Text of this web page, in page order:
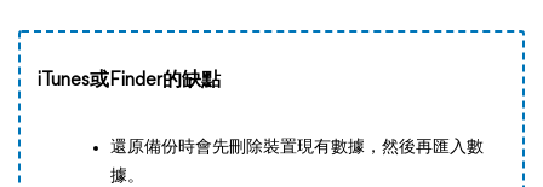
iTunes或Finder的缺點
還原備份時會先刪除裝置現有數據，然後再匯入數
據。